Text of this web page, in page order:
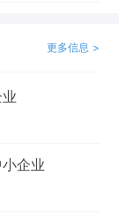
更多信息 >
企业